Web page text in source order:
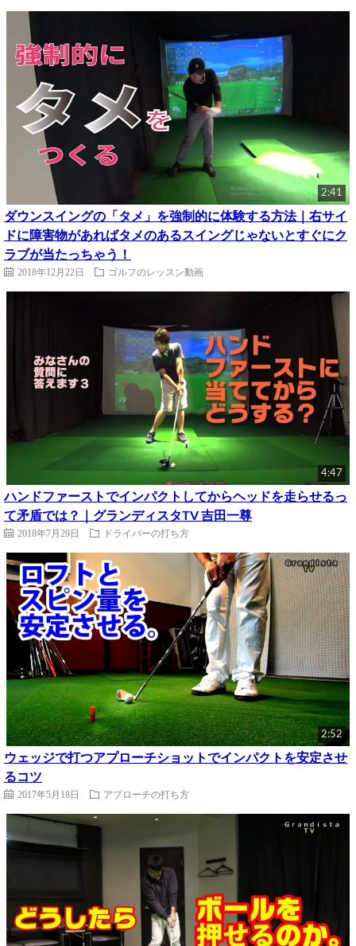
2:41
ダウンスイングの「タメ」を強制的に体験する方法｜右サイ
ドに障害物があればタメのあるスイングじゃないとすぐにク
ラブが当たっちゃう！
2018年12月22日 ゴルフのレッスン動画
4:47
ハンドファーストでインパクトしてからヘッドを走らせるっ
て矛盾では？｜グランディスタTV 吉田一尊
2018年7月29日 ドライバーの打ち方
2:52
ウェッジで打つアプローチショットでインパクトを安定させ
るコツ
2017年5月18日 アプローチの打ち方